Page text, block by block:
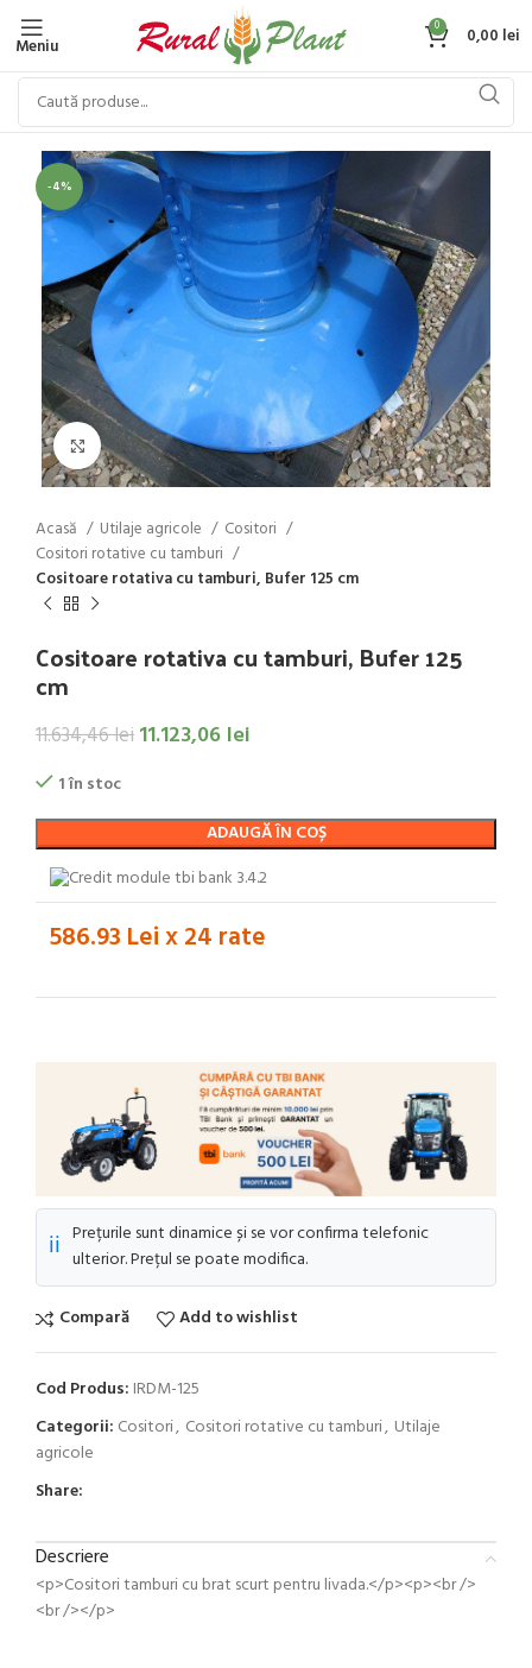
Meniu
0 0,00 lei
-4%
Click to enlarge
Acasă Utilaje agricole
Cositori
Cositori rotative cu tamburi
Cositoare rotativa cu tamburi, Bufer 125 cm
Cositoare rotativa cu tamburi, Bufer 125
cm
11.634,46lei11.123,06 lei
1 în stoc
ADAUGĂ ÎN COȘ
586.93 Lei x 24 rate
ℹ️ Prețurile sunt dinamice și se vor confirma telefonic
ulterior. Prețul se poate modifica.
Compară Add to wishlist
Cod Produs: IRDM-125
Categorii: Cositori, Cositori rotative cu tamburi, Utilaje
agricole
Share:
Descriere
<p>Cositori tamburi cu brat scurt pentru livada.</p><p><br />
<br /></p>